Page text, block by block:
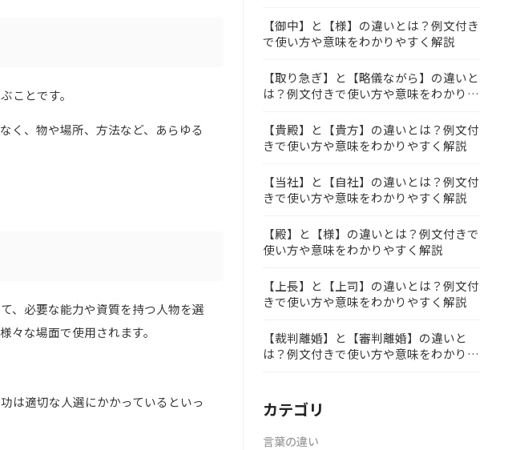
ことです。
く、物や場所、方法など、あらゆる
、必要な能力や資質を持つ人物を選
な場面で使用されます。
は適切な人選にかかっているといっ
【御中】と【様】の違いとは？例文付き
で使い方や意味をわかりやすく解説
【取り急ぎ】と【略儀ながら】の違いと
は？例文付きで使い方や意味をわかりや
【貴殿】と【貴方】の違いとは？例文付
きで使い方や意味をわかりやすく解説
【当社】と【自社】の違いとは？例文付
きで使い方や意味をわかりやすく解説
【殿】と【様】の違いとは？例文付きで
使い方や意味をわかりやすく解説
【上長】と【上司】の違いとは？例文付
きで使い方や意味をわかりやすく解説
【裁判離婚】と【審判離婚】の違いと
は？例文付きで使い方や意味をわかりや
カテゴリ
言葉の違い